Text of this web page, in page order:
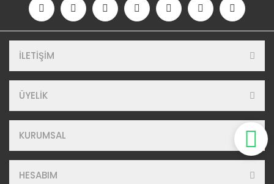
İLETİŞİM
ÜYELİK
KURUMSAL
HESABIM